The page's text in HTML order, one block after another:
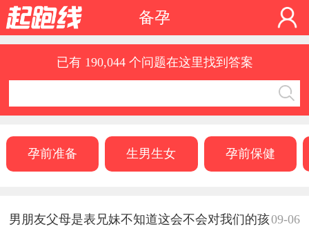
备孕
已有 190,044 个问题在这里找到答案
孕前准备 生男生女 孕前保健
09-06
男朋友父母是表兄妹不知道这会不会对我们的孩